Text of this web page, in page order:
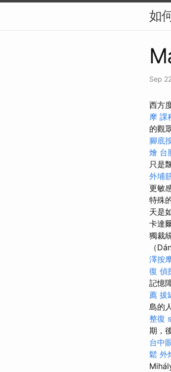
如
Sep
西方
摩 課
的觀
腳底
燴 台
只是
外埔
更敏
特殊
天是
卡達
獨裁
（
澤按
復 偵
記憶
薦 拔
島的
整復
期，
台中
鬆 外